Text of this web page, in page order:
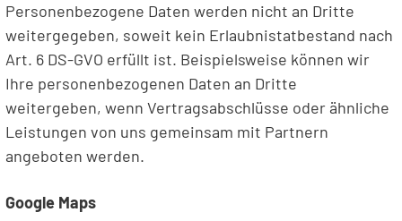
Personenbezogene Daten werden nicht an Dritte
weitergegeben, soweit kein Erlaubnistatbestand nach
Art. 6 DS-GVO erfüllt ist. Beispielsweise können wir
Ihre personenbezogenen Daten an Dritte
weitergeben, wenn Vertragsabschlüsse oder ähnliche
Leistungen von uns gemeinsam mit Partnern
angeboten werden.
Google Maps